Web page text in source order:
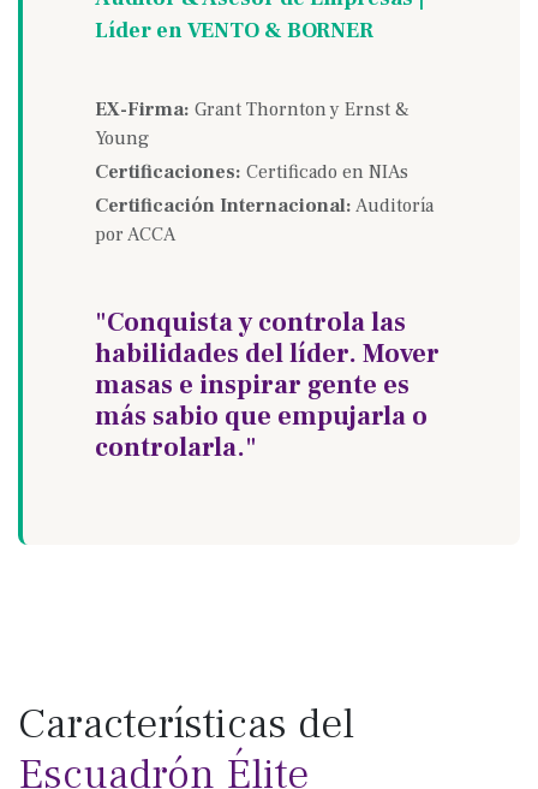
Líder en VENTO & BORNER
EX-Firma: Grant Thornton y Ernst &
Young
Certificaciones: Certificado en NIAs
Certificación Internacional: Auditoría
por ACCA
"Conquista y controla las
habilidades del líder. Mover
masas e inspirar gente es
más sabio que empujarla o
controlarla."
Características del
Escuadrón Élite